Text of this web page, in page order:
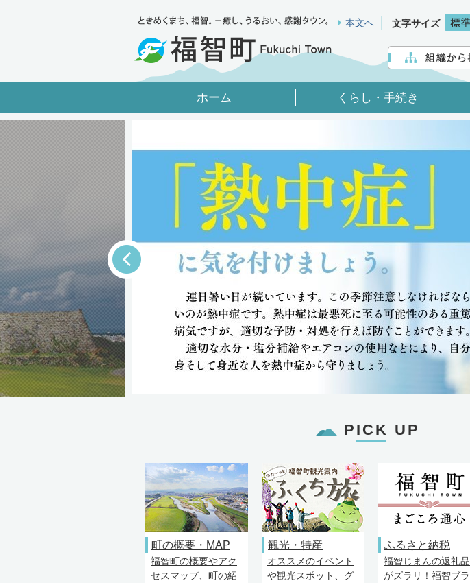
本文へ 文字サイズ
ホーム くらし・手続き
Prev
PICK UP
町の概要・MAP
福智町の概要やアク
セスマップ、町の紹
観光・特産
オススメのイベント
や観光スポット、グ
ふるさと納税
福智じまんの返礼品
がズラリ！福智ブラ